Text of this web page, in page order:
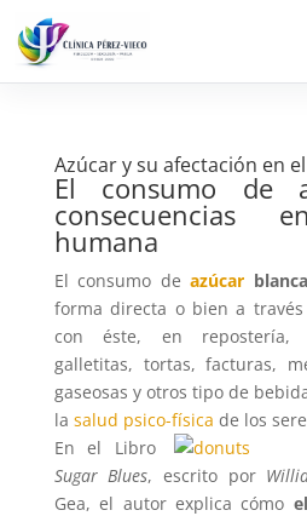
Azúcar y su afectación en
El consumo de
humana
El consumo deazúcar
forma directa o bien a
con éste, en repostería,
galletitas, tortas, facturas,
gaseosas y otros tipo de
la salud psico-física de los
En el Libro
Sugar Blues, escrito por
Gea, el autor explica cómo